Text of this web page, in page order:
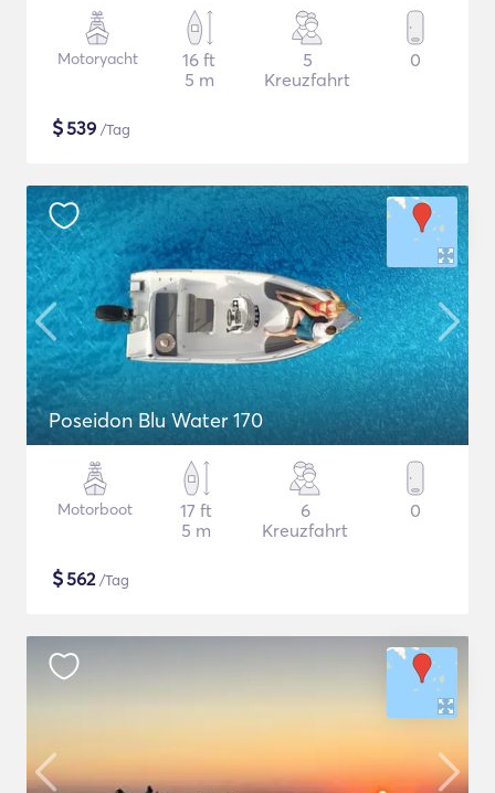
Motoryacht
16 ft
5 m
5
Kreuzfahrt
0
$539 /Tag
Poseidon Blu Water 170
Motorboot
17 ft
5 m
6
Kreuzfahrt
0
$562/Tag